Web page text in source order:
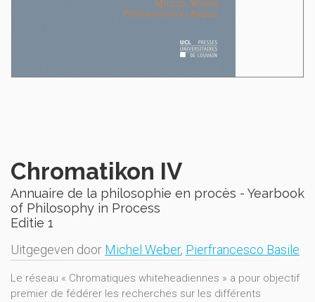
Chromatikon IV
Annuaire de la philosophie en procès - Yearbook
of Philosophy in Process
Editie 1
Uitgegeven door Michel Weber, Pierfrancesco Basile
Le réseau « Chromatiques whiteheadiennes » a pour objectif
premier de fédérer les recherches sur les différents